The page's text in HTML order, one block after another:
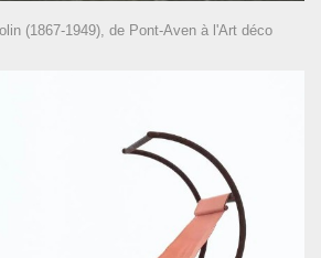
(1867-1949), de Pont-Aven à l'Art déco